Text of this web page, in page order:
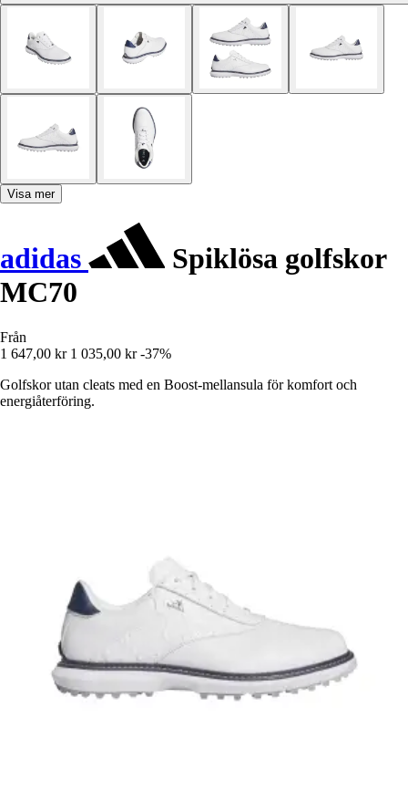
Visa mer
adidas
Spiklösa golfskor
MC70
Från
1 647,00 kr 1 035,00 kr -37%
Golfskor utan cleats med en Boost-mellansula för komfort och
energiåterföring.